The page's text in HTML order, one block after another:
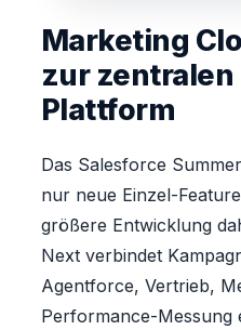
Marketing
zur
Plattform
Das Salesforce
nur neue Einzel-
größere Entwicklung
Next verbindet
Agentforce, Vertrieb,
Performance-Messung